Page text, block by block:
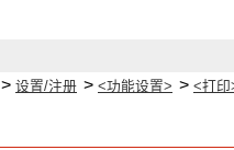
> 设置/注册 > <功能设置> > <打印